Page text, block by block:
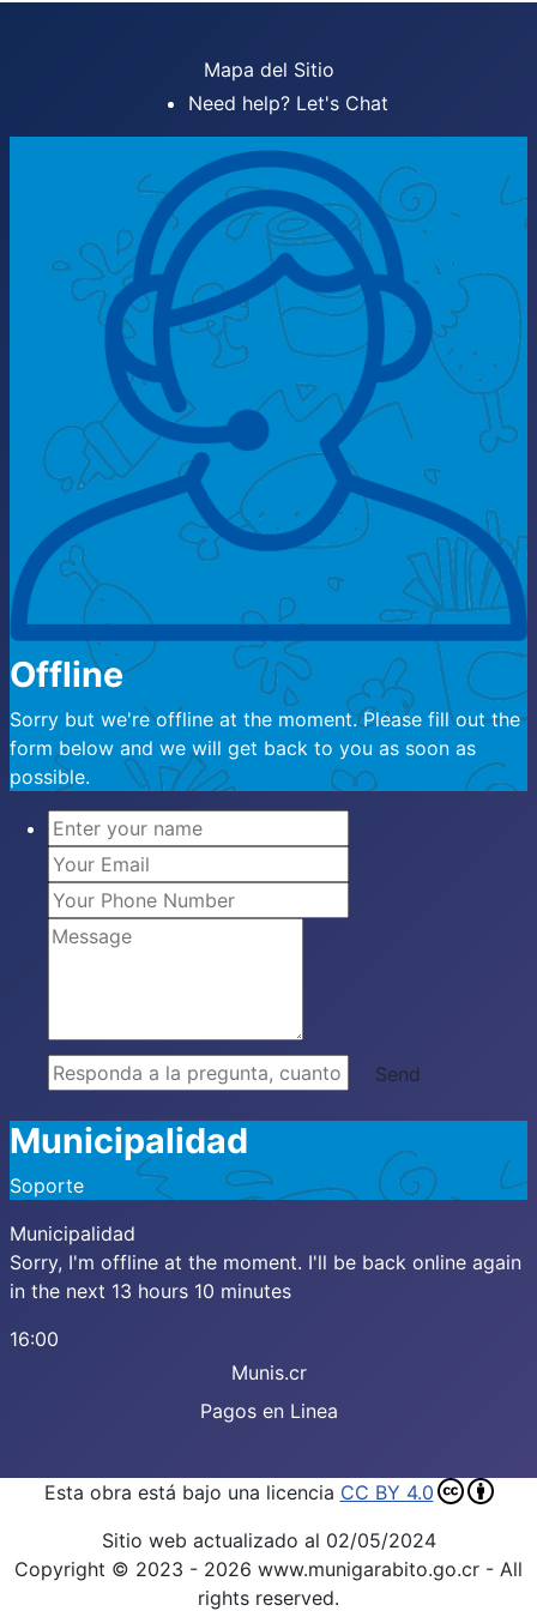
Mapa del Sitio
Need help? Let's Chat
Offline
Sorry but we're offline at the moment. Please fill out the
form below and we will get back to you as soon as
possible.
Municipalidad
Soporte
Municipalidad
Sorry, I'm offline at the moment. I'll be back online again
in the next 13 hours 10 minutes
16:00
Munis.cr
Pagos en Linea
Esta obra está bajo una licencia CC BY 4.0
Sitio web actualizado al 02/05/2024
Copyright © 2023 - 2026 www.munigarabito.go.cr - All
rights reserved.